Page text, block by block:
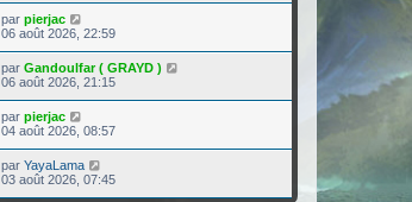
par pierjac
06 août 2026, 22:59
par Gandoulfar ( GRAYD )
06 août 2026, 21:15
par pierjac
04 août 2026, 08:57
par YayaLama
03 août 2026, 07:45